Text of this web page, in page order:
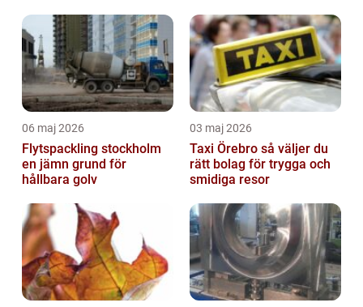
06 maj 2026
Flytspackling stockholm
en jämn grund för
hållbara golv
03 maj 2026
Taxi Örebro så väljer du
rätt bolag för trygga och
smidiga resor